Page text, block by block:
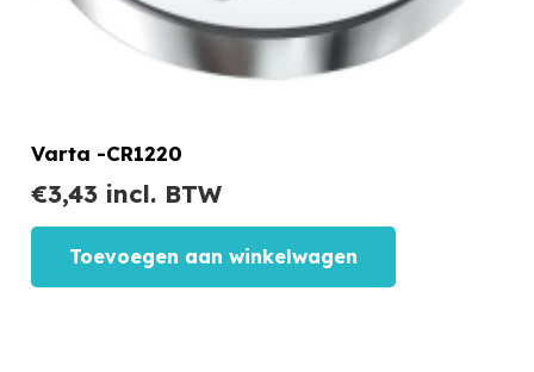
Varta -CR1220
€3,43incl. BTW
Toevoegen aan winkelwagen